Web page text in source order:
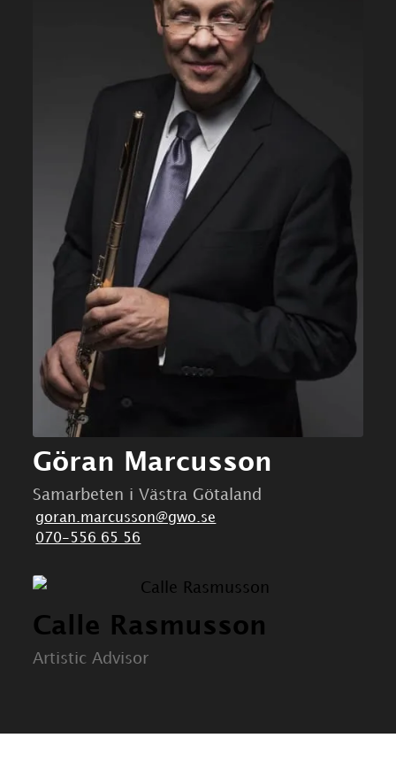
Göran Marcusson
Samarbeten i Västra Götaland
goran.marcusson@gwo.se
070-556 65 56
Calle Rasmusson
Artistic Advisor